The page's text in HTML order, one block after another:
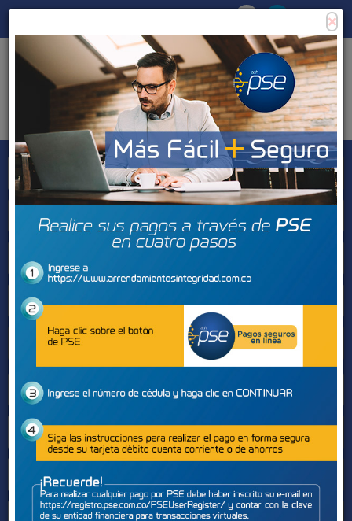
Tipo de inmueble
Municipios
Barrios
BUSCAR
Sectores
×